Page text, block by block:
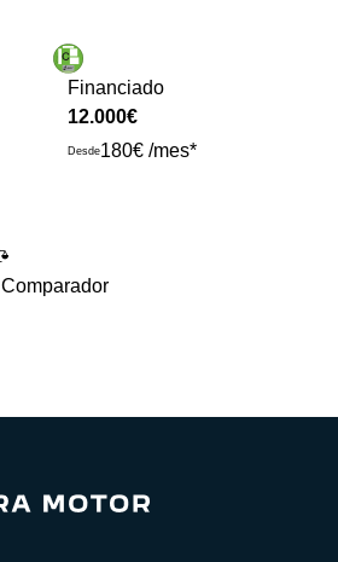
Financiado
12.000€
Desde180€ /mes*
Comparador